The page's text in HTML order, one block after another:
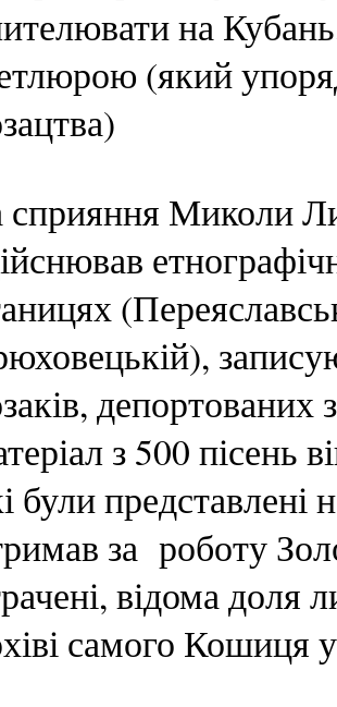
на
(який
сприяння Миколи
депортованих
з 500 пісень
були представлені
за роботу
відома доля
самого Кошиця